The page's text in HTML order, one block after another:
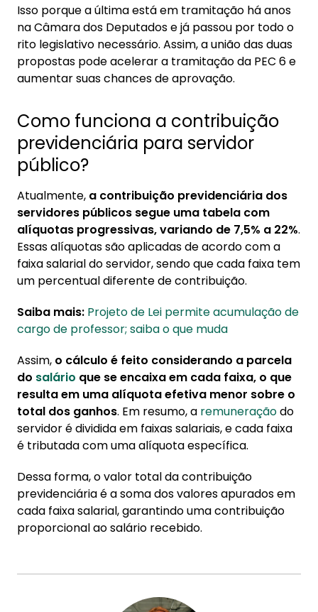
Isso porque a última está em tramitação há anos
na Câmara dos Deputados e já passou por todo o
rito legislativo necessário. Assim, a união das duas
propostas pode acelerar a tramitação da PEC 6 e
aumentar suas chances de aprovação.
Como funciona a contribuição
previdenciária para servidor
público?
Atualmente, a contribuição previdenciária dos
servidores públicos segue uma tabela com
alíquotas progressivas, variando de 7,5% a 22%.
Essas alíquotas são aplicadas de acordo com a
faixa salarial do servidor, sendo que cada faixa tem
um percentual diferente de contribuição.
Saiba mais: Projeto de Lei permite acumulação de
cargo de professor; saiba o que muda
Assim, o cálculo é feito considerando a parcela
do salário que se encaixa em cada faixa, o que
resulta em uma alíquota efetiva menor sobre o
total dos ganhos. Em resumo, a remuneraçãodo
servidor é dividida em faixas salariais, e cada faixa
é tributada com uma alíquota específica.
Dessa forma, o valor total da contribuição
previdenciária é a soma dos valores apurados em
cada faixa salarial, garantindo uma contribuição
proporcional ao salário recebido.